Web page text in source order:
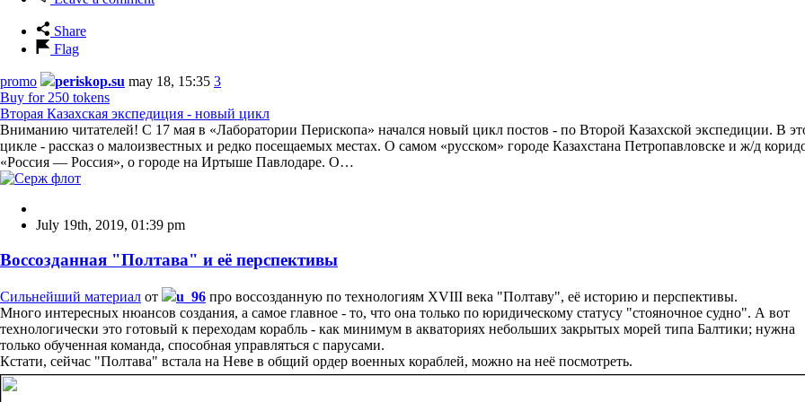
Share
Flag
promo periskop.su may 18, 15:35 3
Buy for 250 tokens
Вторая Казахская экспедиция - новый цикл
Вниманию читателей! С 17 мая в «Лаборатории Перископа» начался новый цикл постов - по Второй Казахской экспедиции. В
цикле - рассказ о малоизвестных и редко посещаемых местах. О самом «русском» городе Казахстана Петропавловске и ж/д
«Россия — Россия», о городе на Иртыше Павлодаре. О…
July 19th, 2019, 01:39 pm
Воссозданная "Полтава" и её перспективы
Сильнейший материал от u_96 про воссозданную по технологиям XVIII века "Полтаву", её историю и перспективы.
Много интересных нюансов создания, а самое главное - то, что она только по юридическому статусу "стояночное судно". А вот
технологически это готовый к переходам корабль - как минимум в акваториях небольших закрытых морей типа Балтики; нужна
только обученная команда, способная управляться с парусами.
Кстати, сейчас "Полтава" встала на Неве в общий ордер военных кораблей, можно на неё посмотреть.